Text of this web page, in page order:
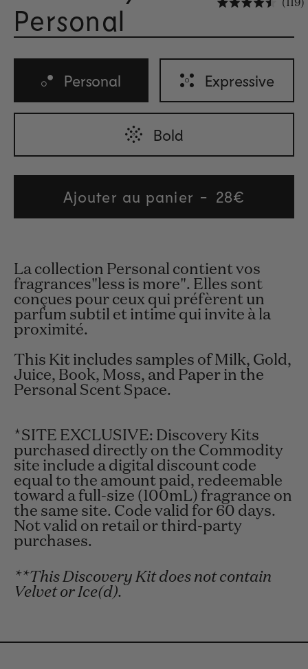
Personal
119
Personal Expressive
Bold
Ajouter au panier
Regular
price
28€
La collection Personal contient vos
fragrances"less is more". Elles sont
conçues pour ceux qui préfèrent un
parfum subtil et intime qui invite à la
proximité.
This Kit includes samples of Milk, Gold,
Juice, Book, Moss, and Paper in the
Personal Scent Space.
*SITE EXCLUSIVE: Discovery Kits
purchased directly on the Commodity
site include a digital discount code
equal to the amount paid, redeemable
toward a full-size (100mL) fragrance on
the same site. Code valid for 60 days.
Not valid on retail or third-party
purchases.
**This Discovery Kit does not contain
Velvet or Ice(d).